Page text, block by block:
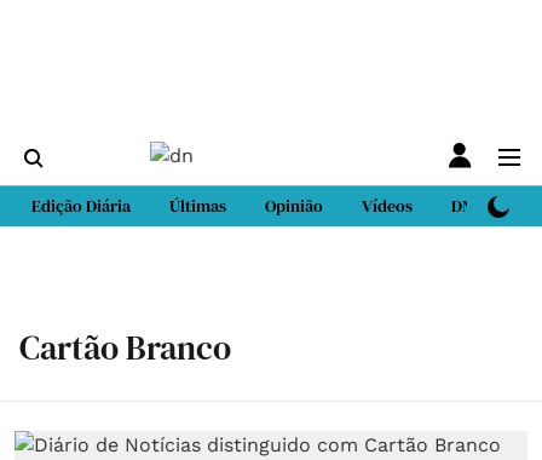
Edição Diária Últimas Opinião Vídeos DN Sport
Cartão Branco